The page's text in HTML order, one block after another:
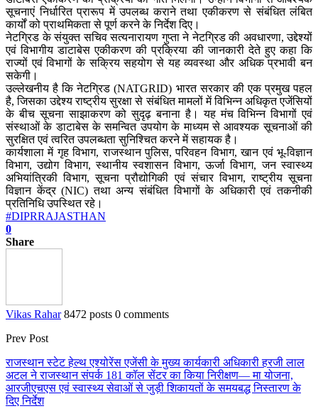
सूचनाएं निर्धारित प्रारूप में उपलब्ध कराने तथा एकीकरण से संबंधित लंबित
कार्यों को प्राथमिकता से पूर्ण करने के निर्देश दिए।
नेटग्रिड के संयुक्त सचिव सत्यनारायण गुप्ता ने नेटग्रिड की अवधारणा, उद्देश्यों
एवं विभागीय डाटाबेस एकीकरण की प्रक्रिया की जानकारी देते हुए कहा कि
राज्यों एवं विभागों के सक्रिय सहयोग से यह व्यवस्था और अधिक प्रभावी बन
सकेगी।
उल्लेखनीय है कि नेटग्रिड (NATGRID) भारत सरकार की एक प्रमुख पहल
है, जिसका उद्देश्य राष्ट्रीय सुरक्षा से संबंधित मामलों में विभिन्न अधिकृत एजेंसियों
के बीच सूचना साझाकरण को सुदृढ़ बनाना है। यह मंच विभिन्न विभागों एवं
संस्थाओं के डाटाबेस के समन्वित उपयोग के माध्यम से आवश्यक सूचनाओं की
सुरक्षित एवं त्वरित उपलब्धता सुनिश्चित करने में सहायक है।
कार्यशाला में गृह विभाग, राजस्थान पुलिस, परिवहन विभाग, खान एवं भू-विज्ञान
विभाग, उद्योग विभाग, स्थानीय स्वशासन विभाग, ऊर्जा विभाग, जन स्वास्थ्य
अभियांत्रिकी विभाग, सूचना प्रौद्योगिकी एवं संचार विभाग, राष्ट्रीय सूचना
विज्ञान केंद्र (NIC) तथा अन्य संबंधित विभागों के अधिकारी एवं तकनीकी
प्रतिनिधि उपस्थित रहे।
#DIPRRAJASTHAN
0
Share
Vikas Rahar 8472 posts 0 comments
Prev Post
राजस्थान स्टेट हेल्थ एश्योरेंस एजेंसी के मुख्य कार्यकारी अधिकारी हरजी लाल
अटल ने राजस्थान संपर्क 181 कॉल सेंटर का किया निरीक्षण— मा योजना,
आरजीएचएस एवं स्वास्थ्य सेवाओं से जुड़ी शिकायतों के समयबद्ध निस्तारण के
दिए निर्देश